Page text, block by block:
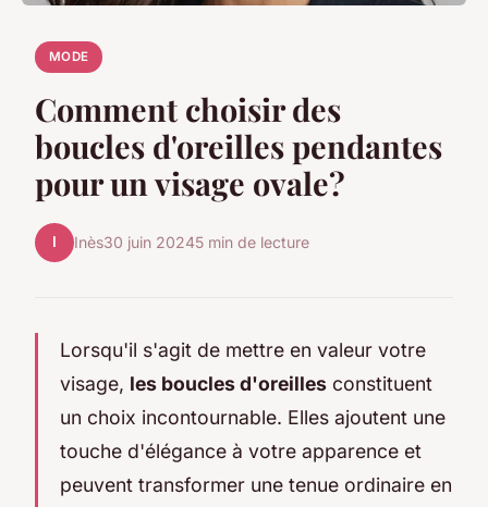
MODE
Comment choisir des
boucles d'oreilles pendantes
pour un visage ovale?
I Inès30 juin 20245 min de lecture
Lorsqu'il s'agit de mettre en valeur votre
visage, les boucles d'oreilles constituent
un choix incontournable. Elles ajoutent une
touche d'élégance à votre apparence et
peuvent transformer une tenue ordinaire en